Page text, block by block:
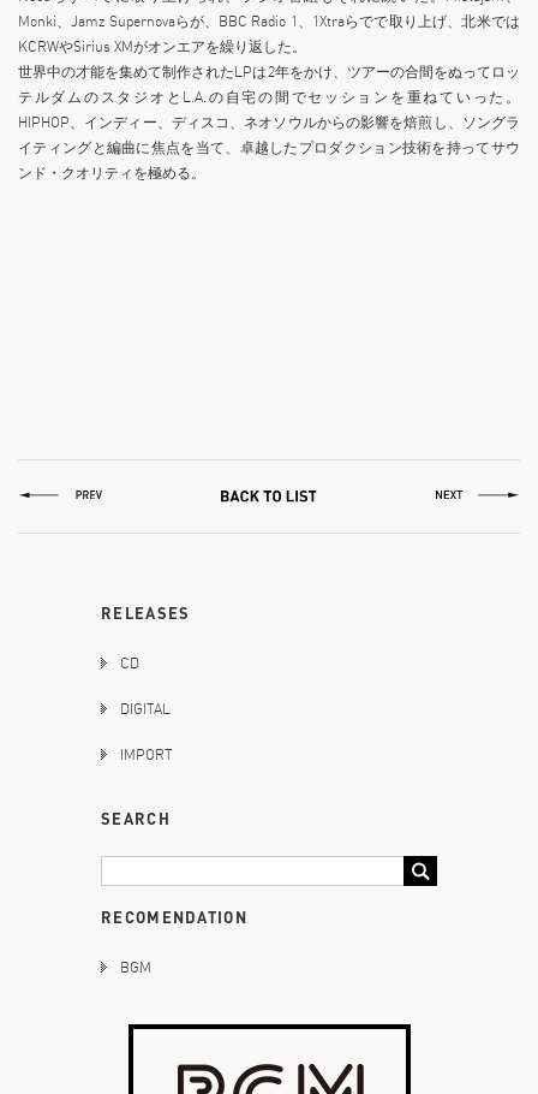
Monki、Jamz Supernovaらが、BBC Radio 1、1Xtraらでで取り上げ、北米では
KCRWやSirius XMがオンエアを繰り返した。
世界中の才能を集めて制作されたLPは2年をかけ、ツアーの合間をぬってロッ
テルダムのスタジオとL.A.の自宅の間でセッションを重ねていった。
HIPHOP、インディー、ディスコ、ネオソウルからの影響を焙煎し、ソングラ
イティングと編曲に焦点を当て、卓越したプロダクション技術を持ってサウ
ンド・クオリティを極める。
RELEASES
CD
DIGITAL
IMPORT
SEARCH
RECOMENDATION
BGM